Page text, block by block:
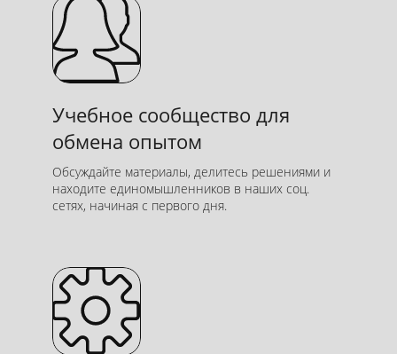
и справиться
Оперативно ответим на вопросы
по заданям по почте или в
мессенджерах и пришлём
качественный разбор
Учебное сообщество для
обмена опытом
Обсуждайте материалы, делитесь решениями и
находите единомышленников в наших соц.
сетях, начиная с первого дня.